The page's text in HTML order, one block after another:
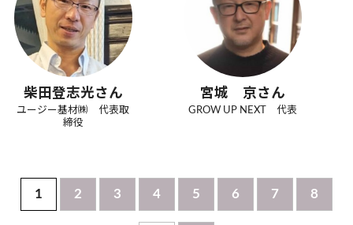
宮城 京さん
GROW UP NEXT 代表
柴田登志光さん
ユージー基材㈱ 代表取
締役
1 2 3 4 5 6 7 8